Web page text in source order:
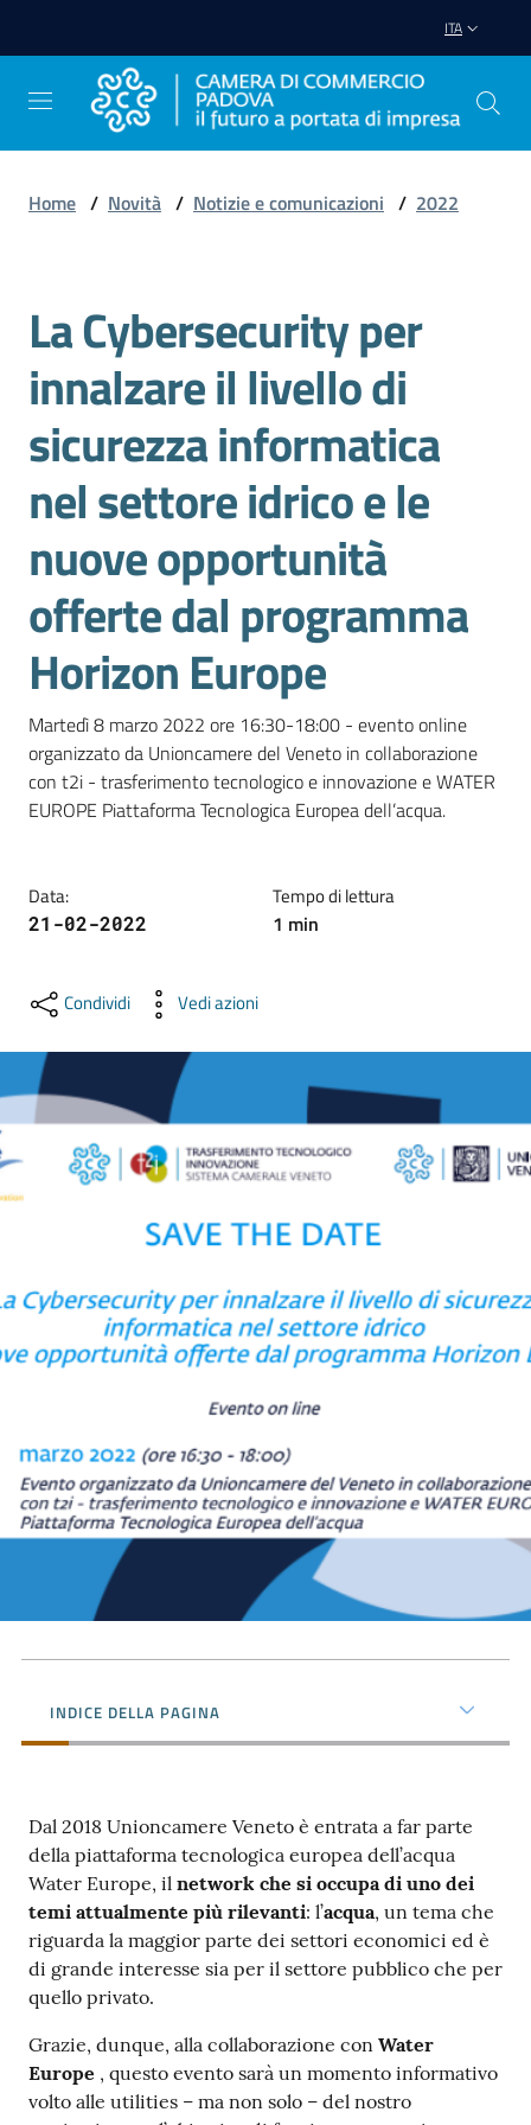
ITA
Gestire
Impresa
Promuovere
Impresa
e
territorio
Tutelare
Impresa
e
Consumatore
Camera
on line
Servizi
tter
Sala
Stampa
Seguici
su
Home / Novità / Notizie e comunicazioni / 2022
Salta al contenuto
La Cybersecurity per
innalzare il livello di
sicurezza informatica
nel settore idrico e le
nuove opportunità
offerte dal programma
Horizon Europe
Martedì 8 marzo 2022 ore 16:30-18:00 - evento online
organizzato da Unioncamere del Veneto in collaborazione
con t2i - trasferimento tecnologico e innovazione e WATER
EUROPE Piattaforma Tecnologica Europea dell’acqua.
Data:
21-02-2022
Tempo di lettura
1 min
Condividi Vedi azioni
INDICE DELLA PAGINA
Dal 2018 Unioncamere Veneto è entrata a far parte
della piattaforma tecnologica europea dell’acqua
Water Europe, il network che si occupa di uno dei
temi attualmente più rilevanti: l’acqua, un tema che
riguarda la maggior parte dei settori economici ed è
di grande interesse sia per il settore pubblico che per
quello privato.
Grazie, dunque, alla collaborazione con Water
Europe , questo evento sarà un momento informativo
volto alle utilities – ma non solo – del nostro